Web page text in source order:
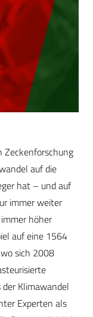
Zeckenforschung
auf die
hat – und auf
immer weiter
höher
auf eine 1564
sich 2008
Klimawandel
Experten als